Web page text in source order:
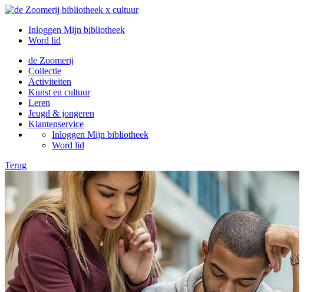
Inloggen Mijn bibliotheek
Word lid
de Zoomerij
Collectie
Activiteiten
Kunst en cultuur
Leren
Jeugd & jongeren
Klantenservice
Inloggen Mijn bibliotheek
Word lid
Terug